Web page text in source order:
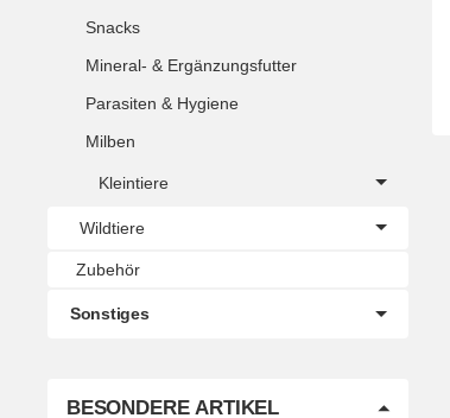
Snacks
Mineral- & Ergänzungsfutter
Parasiten & Hygiene
Milben
Kleintiere
Wildtiere
Zubehör
Sonstiges
BESONDERE ARTIKEL